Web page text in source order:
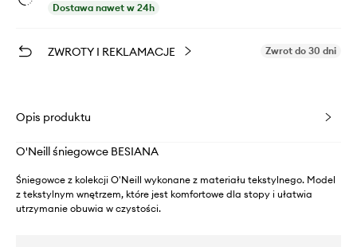
Dostawa nawet w 24h
ZWROTY I REKLAMACJE Zwrot do 30 dni
Opis produktu
O'Neill śniegowce BESIANA
Śniegowce z kolekcji O'Neill wykonane z materiału tekstylnego. Model
z tekstylnym wnętrzem, które jest komfortowe dla stopy i ułatwia
utrzymanie obuwia w czystości.